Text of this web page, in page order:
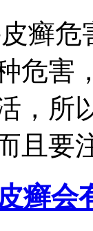
癣危
危害
，所
且要
癣会